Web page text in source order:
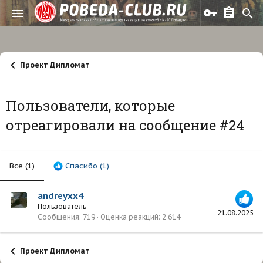
Проект Дипломат
Пользователи, которые
отреагировали на сообщение #24
Все (1) Спасибо (1)
21.08.2025
andreyxx4
Пользователь
Сообщения 719 Оценка реакций 2 614
Проект Дипломат